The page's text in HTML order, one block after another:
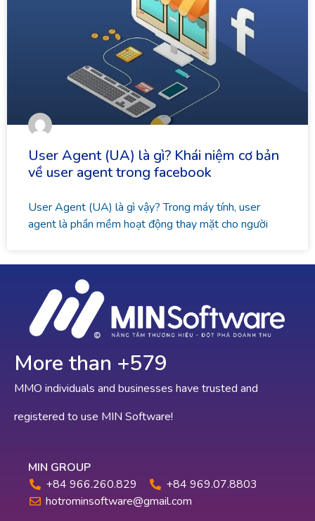
User Agent (UA) là gì? Khái niệm cơ bản
về user agent trong facebook
User Agent (UA) là gì vậy? Trong máy tính, user
agent là phần mềm hoạt động thay mặt cho người
MMO individuals and businesses have trusted and
registered to use MIN Software!
More than +630
MIN GROUP
+84 966.260.829
+84 969.07.8803
hotrominsoftware@gmail.com